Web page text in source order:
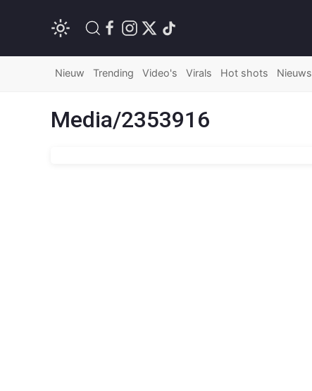
Nieuw Trending Video's Virals Hot shots Nieuws
Media/2353916